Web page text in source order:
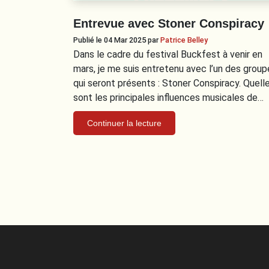
Entrevue avec Stoner Conspiracy
Publié le 04 Mar 2025parPatrice Belley
Dans le cadre du festival Buckfest à venir en
mars, je me suis entretenu avec l’un des
qui seront présents : Stoner Conspiracy.
sont les principales influences musicales de…
Continuer la lecture